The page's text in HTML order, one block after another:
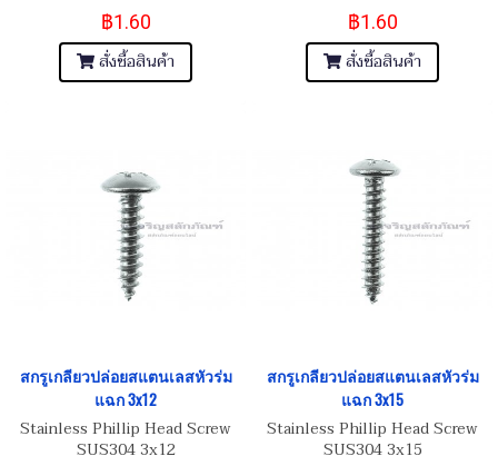
฿1.60
สั่งซื้อสินค้า
฿1.60
สั่งซื้อสินค้า
สกรูเกลียวปล่อยสแตนเลสหัวร่ม
แฉก 3x12
Stainless Phillip Head Screw
SUS304 3x12
สกรูเกลียวปล่อยสแตนเลสหัวร่ม
แฉก 3x15
Stainless Phillip Head Screw
SUS304 3x15